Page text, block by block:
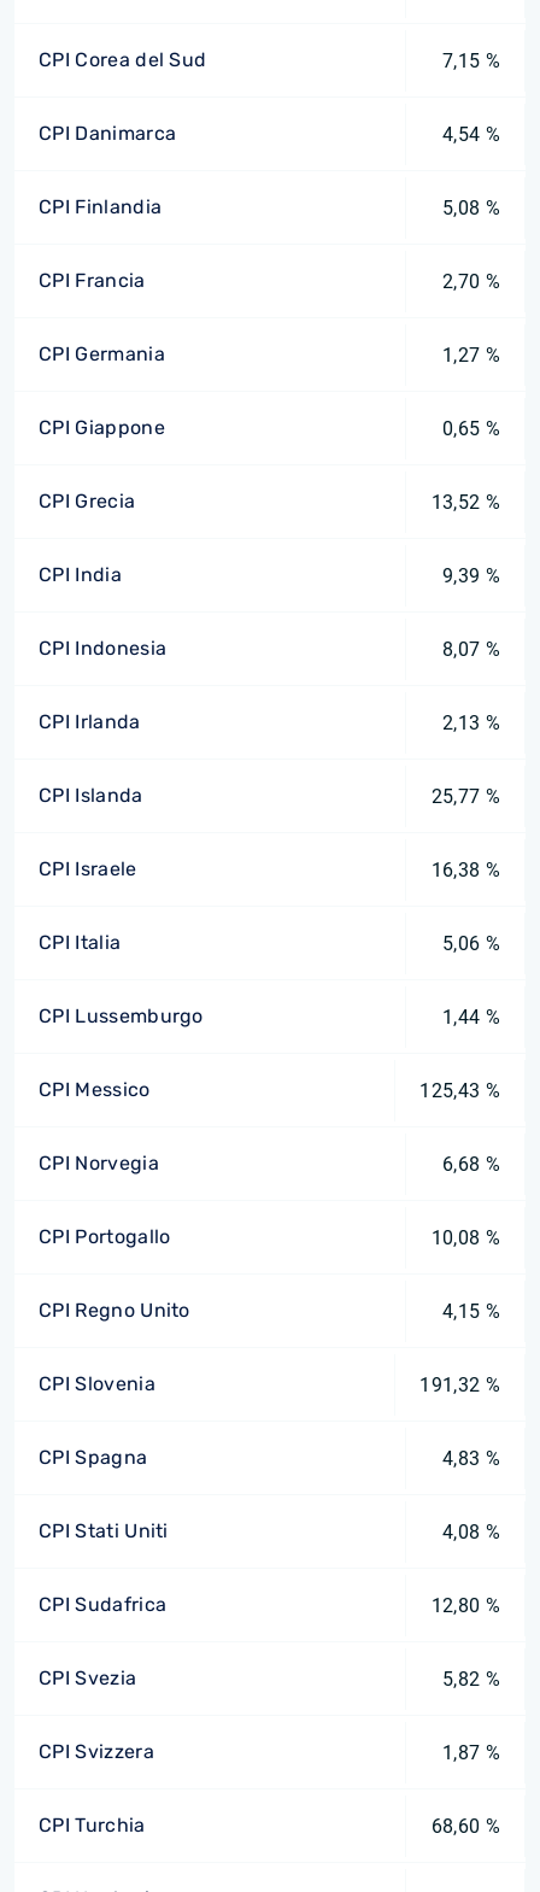
CPI Corea del Sud 7,15 %
CPI Danimarca 4,54 %
CPI Finlandia 5,08 %
CPI Francia 2,70 %
CPI Germania 1,27 %
CPI Giappone 0,65 %
CPI Grecia 13,52 %
CPI India 9,39 %
CPI Indonesia 8,07 %
CPI Irlanda 2,13 %
CPI Islanda 25,77 %
CPI Israele 16,38 %
CPI Italia 5,06 %
CPI Lussemburgo 1,44 %
CPI Messico 125,43 %
CPI Norvegia 6,68 %
CPI Portogallo 10,08 %
CPI Regno Unito 4,15 %
CPI Slovenia 191,32 %
CPI Spagna 4,83 %
CPI Stati Uniti 4,08 %
CPI Sudafrica 12,80 %
CPI Svezia 5,82 %
CPI Svizzera 1,87 %
CPI Turchia 68,60 %